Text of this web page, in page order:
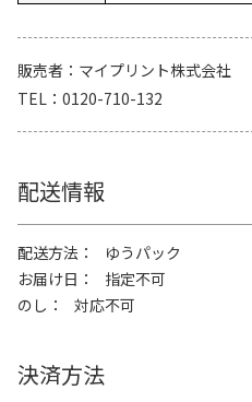
販売者
マイプリント株式会社
TEL
0120-710-132
配送情報
配送方法
ゆうパック
お届け日
指定不可
のし
対応不可
決済方法